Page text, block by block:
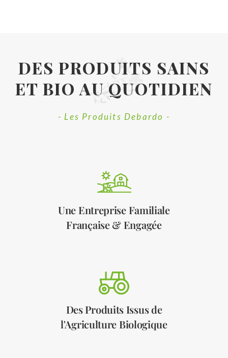
DES PRODUITS SAINS
ET BIO AU QUOTIDIEN
- Les Produits Debardo -
Une Entreprise Familiale
Française & Engagée
Des Produits Issus de
l'Agriculture Biologique